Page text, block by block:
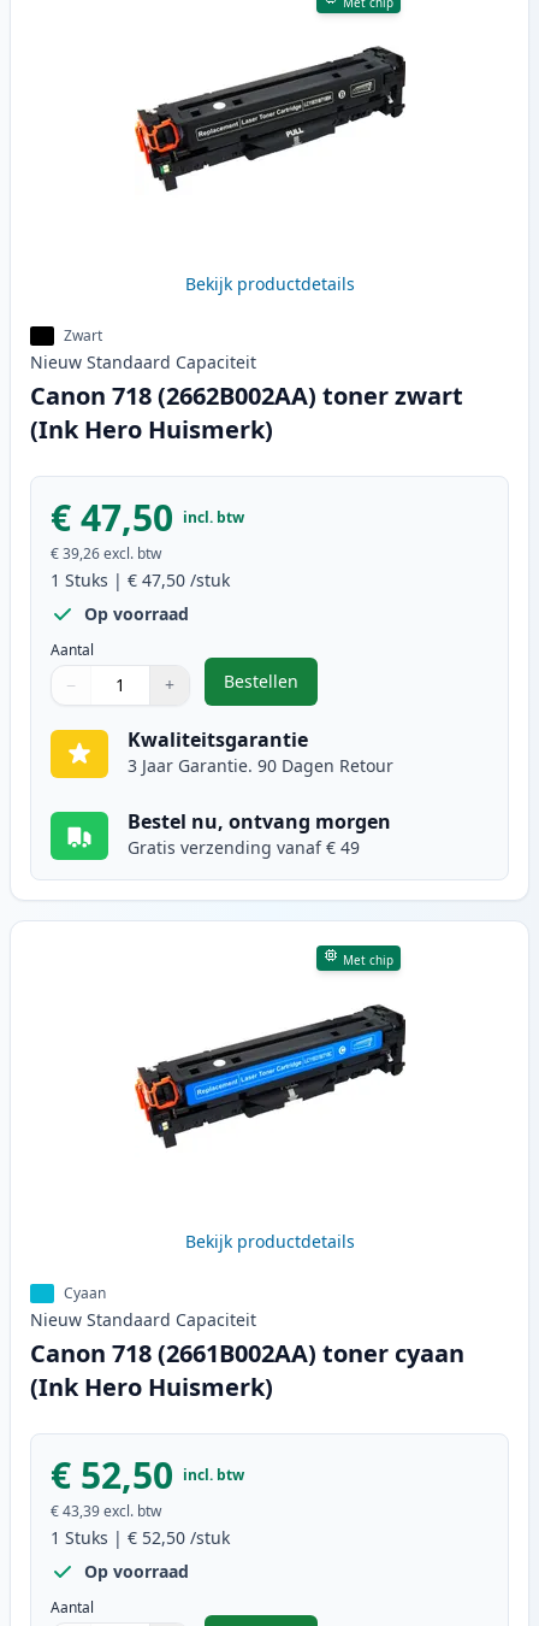
Bekijk productdetails
Zwart
Nieuw Standaard Capaciteit
Canon 718 (2662B002AA) toner zwart
(Ink Hero Huismerk)
€ 47,50 incl. btw
€ 39,26excl. btw
1 Stuks | € 47,50 /stuk
Op voorraad
Aantal
Gebruik de knoppen om aan te passen
− +
1
Bestellen
,Canon 718 (2662B002AA) toner
Kwaliteitsgarantie
3 Jaar Garantie. 90 Dagen Retour
Bestel nu, ontvang morgen
Gratis verzending vanaf € 49
Met chip
Bekijk productdetails
Cyaan
Nieuw Standaard Capaciteit
Canon 718 (2661B002AA) toner cyaan
(Ink Hero Huismerk)
€ 52,50 incl. btw
€ 43,39excl. btw
1 Stuks | € 52,50 /stuk
Op voorraad
Aantal